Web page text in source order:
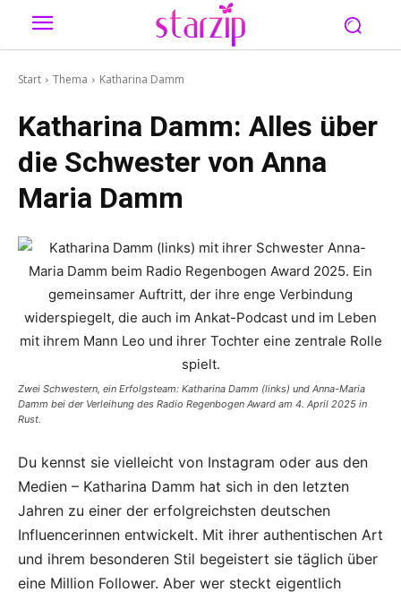
Start Thema Katharina Damm
Katharina Damm: Alles über
die Schwester von Anna
Maria Damm
Zwei Schwestern, ein Erfolgsteam: Katharina Damm (links) und Anna-Maria
Damm bei der Verleihung des Radio Regenbogen Award am 4. April 2025 in
Rust.
Du kennst sie vielleicht von Instagram oder aus den
Medien – Katharina Damm hat sich in den letzten
Jahren zu einer der erfolgreichsten deutschen
Influencerinnen entwickelt. Mit ihrer authentischen Art
und ihrem besonderen Stil begeistert sie täglich über
eine Million Follower. Aber wer steckt eigentlich